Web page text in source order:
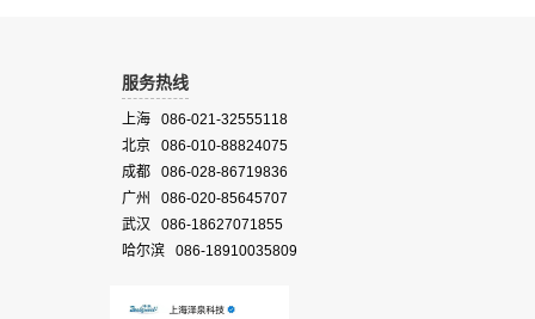
服务热线
上海 086-021-32555118
北京 086-010-88824075
成都 086-028-86719836
广州 086-020-85645707
武汉 086-18627071855
哈尔滨 086-18910035809